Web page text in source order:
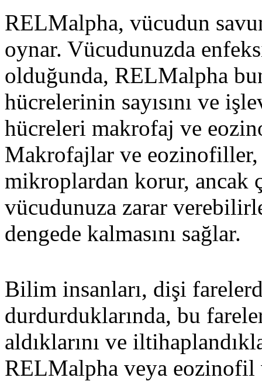
RELMalpha, vücudun
oynar. Vücudunuzda
olduğunda, RELMalpha
hücrelerinin sayısını ve
hücreleri makrofaj ve
Makrofajlar ve eozinofiller,
mikroplardan korur, ancak
vücudunuza zarar
dengede kalmasını sağlar.
Bilim insanları, dişi
durdurduklarında, bu
aldıklarını ve
RELMalpha veya